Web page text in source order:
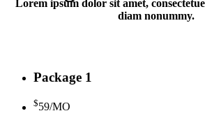
Lorem ipsum dolor sit amet,
diam nonummy.
Package 1
$59/MO